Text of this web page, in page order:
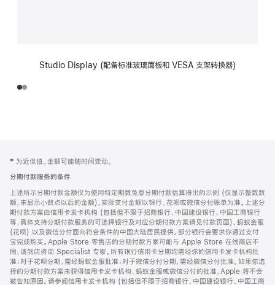
Studio Display (配备标准玻璃面板和 VESA 支架转换器)
页
页
脚
注
‡ 为近似值。金额可能随时间变动。
分期付款服务的条件
上述所示分期付款金额仅为使用特定期数免息分期付款估算得出的示例 (仅显示整数数
额，未显示小数点以后的金额)，实际支付金额以银行、花呗或微信分付账单为准。上述分
期付款方案由信用卡发卡机构 (包括但不限于招商银行、中国建设银行、中国工商银行
等，具体支持分期付款服务的可选择银行及对应分期付款方案请见付款页面)、蚂蚁金服
(花呗) 以及微信分付面向符合条件的中国大陆居民提供。部分银行会要求你通过支付
宝完成购买。Apple Store 零售店的分期付款方案可能与 Apple Store 在线商店不
同，请到店咨询 Specialist 专家。所有银行信用卡分期均需经你的信用卡发卡机构批
准；对于花呗分期，需经蚂蚁金服批准；对于微信分付分期，需经微信分付批准。如果你选
择的分期付款方案未获得信用卡发卡机构、蚂蚁金服或微信分付的批准，Apple 将不会
被告知原因。请参阅信用卡发卡机构 (包括但不限于招商银行、中国建设银行、中国工商